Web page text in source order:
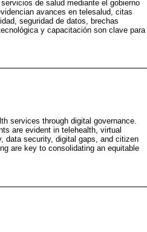
de salud mediante el gobierno
avances en telesalud, citas
seguridad de datos, brechas
y capacitación son clave para
services through digital governance.
are evident in telehealth, virtual
data security, digital gaps, and citizen
are key to consolidating an equitable